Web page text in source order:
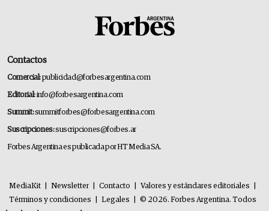
Contactos
Comercial:publicidad@forbesargentina.com
Editorial:info@forbesargentina.com
Summit:summitforbes@forbesargentina.com
Suscripciones:suscripciones@forbes.ar
Forbes Argentina es publicada por HT Media SA.
MediaKit Newsletter Contacto Valores y estándares editoriales
Términos y condiciones
Legales
© 2026. Forbes Argentina. Todos